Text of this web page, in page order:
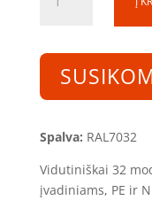
kiekis:
SD050420-
(32mod.)
(500x400x200)
Spalva: RAL7032
Vidutiniškai 32
įvadiniams, PE ir